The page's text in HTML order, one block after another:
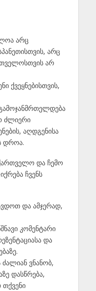
არც
არც
არ
ქვეყნებისთვის,
ძლიერი
აღდგენისა
დროა.
და ჩემო
ჩვენს
და ამჯერად,
კომენტარი
და
ვნანობ,
დასწრება,